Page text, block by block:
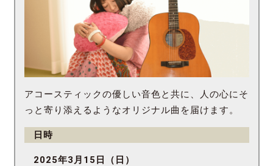
アコースティックの優しい音色と共に、人の心にそ
っと寄り添えるようなオリジナル曲を届けます。
日時
2025年3月15日（日）